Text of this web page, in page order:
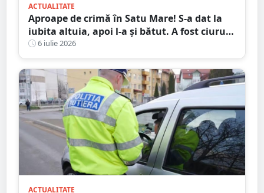
ACTUALITATE
Aproape de crimă în Satu Mare! S-a dat la
iubita altuia, apoi l-a și bătut. A fost ciuruit
cu cuțitul
6 iulie 2026
ACTUALITATE